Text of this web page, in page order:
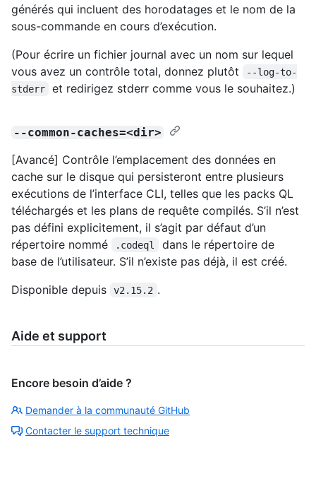
générés qui incluent des horodatages et le nom de la
sous-commande en cours d’exécution.
(Pour écrire un fichier journal avec un nom sur lequel
vous avez un contrôle total, donnez plutôt
--log-to-
stderr
et redirigez stderr comme vous le souhaitez.)
--common-caches=<dir>
[Avancé] Contrôle l’emplacement des données en
cache sur le disque qui persisteront entre plusieurs
exécutions de l’interface CLI, telles que les packs QL
téléchargés et les plans de requête compilés. S’il n’est
pas défini explicitement, il s’agit par défaut d’un
répertoire nommé
.codeql
dans le répertoire de
base de l’utilisateur. S’il n’existe pas déjà, il est créé.
Disponible depuis
v2.15.2 .
Aide et support
Encore besoin d’aide ?
Demander à la communauté GitHub
Contacter le support technique